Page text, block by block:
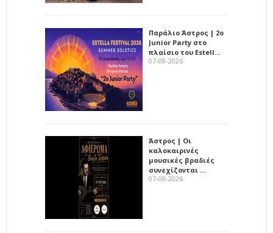
Παράλιο Άστρος | 2ο
Junior Party στο
πλαίσιο του Estell…
07-08-2026
Άστρος | Οι
καλοκαιρινές
μουσικές βραδιές
συνεχίζονται …
07-08-2026